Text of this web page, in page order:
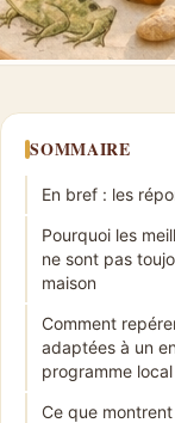
SOMMAIRE
En bref : les
Pourquoi les
ne sont pas
maison
Comment
adaptées à un
programme
Ce que